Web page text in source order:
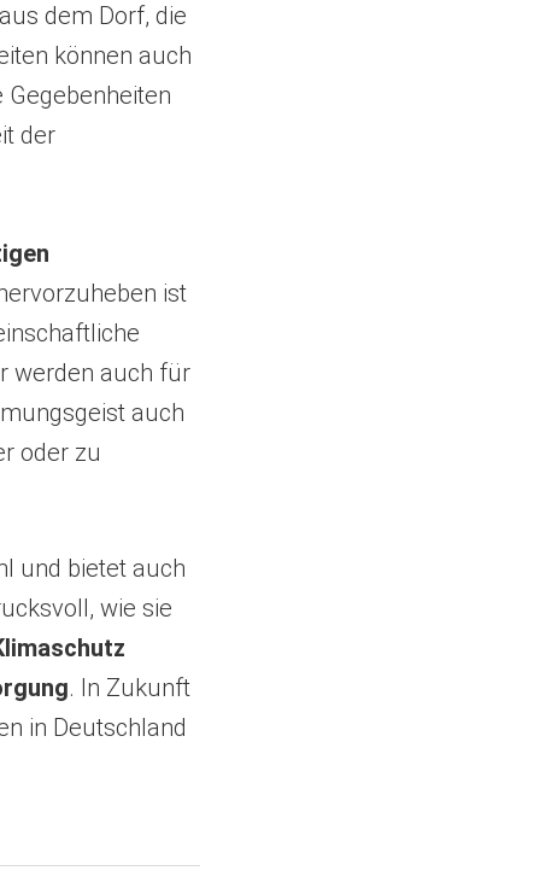
dem Dorf, die
können auch
der
ist
werden auch für
auch
oder zu
und bietet auch
wie sie
. In Zukunft
in Deutschland